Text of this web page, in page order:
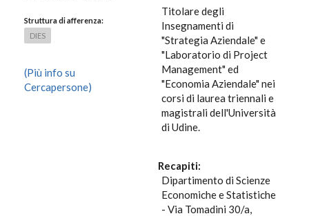
Struttura di afferenza:
DIES
(Più info su
Cercapersone)
Titolare degli
Insegnamenti di
"Strategia Aziendale" e
"Laboratorio di Project
Management" ed
"Economia Aziendale" nei
corsi di laurea triennali e
magistrali dell'Università
di Udine.
Recapiti:
Dipartimento di Scienze
Economiche e Statistiche
- Via Tomadini 30/a,